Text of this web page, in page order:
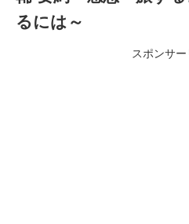
るには～
スポンサー